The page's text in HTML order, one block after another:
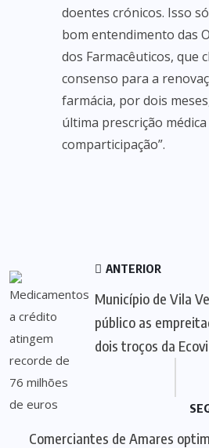
doentes crónicos. Isso
bom entendimento das
dos Farmacêuticos, que
consenso para a
farmácia, por dois
última prescrição médica
comparticipação”.
ANTERIOR
Município de Vila
público as
dois troços da
Comerciantes de Amares